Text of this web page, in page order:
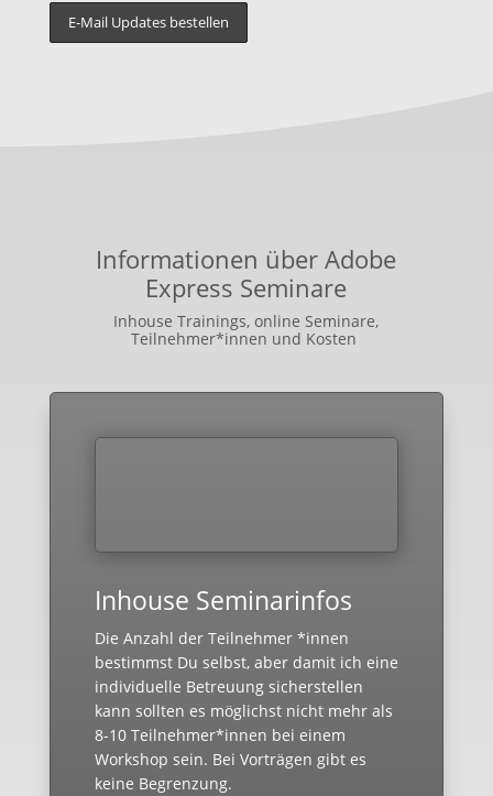
Informationen über Adobe
Express Seminare
Inhouse Trainings, online Seminare,
Teilnehmer*innen und Kosten
Inhouse Seminarinfos
Die Anzahl der Teilnehmer *innen
bestimmst Du selbst, aber damit ich eine
individuelle Betreuung sicherstellen
kann sollten es möglichst nicht mehr als
8-10 Teilnehmer*innen bei einem
Workshop sein. Bei Vorträgen gibt es
keine Begrenzung.